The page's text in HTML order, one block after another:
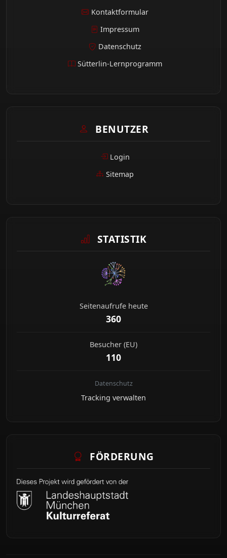
Kontaktformular
Impressum
Datenschutz
Sütterlin-Lernprogramm
BENUTZER
Login
Sitemap
STATISTIK
Seitenaufrufe heute
360
Besucher (EU)
110
Datenschutz
Tracking verwalten
FÖRDERUNG